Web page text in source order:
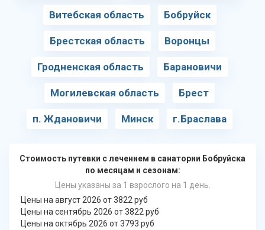
Витебская область Бобруйск
Брестская область Воронцы
Гродненская область Барановичи
Могилевская область Брест
п. Ждановичи Минск г.Браслава
Стоимость путевки с лечением в санатории Бобруйска
по месяцам и сезонам:
Цены указаны за 1 взрослого на 1 день.
Цены на август 2026 от 3822 руб
Цены на сентябрь 2026 от 3822 руб
Цены на октябрь 2026 от 3793 руб